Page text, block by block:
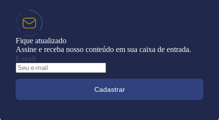
Fique atualizado
Assine e receba nosso conteúdo em sua caixa de entrada.
E-mail
Cadastrar